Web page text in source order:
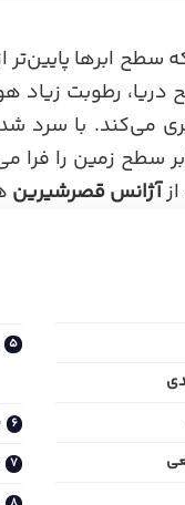
ابرها پایین‌تر
رطوبت زیاد
می‌کند. با سرد
سطح زمین را فرا
آژانس قصرشیرین